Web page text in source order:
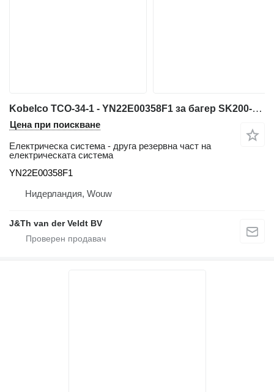
Kobelco TCO-34-1 - YN22E00358F1 за багер SK200-3 SK220-3
Цена при поискване
Електрическа система - друга резервна част на
електрическата система
YN22E00358F1
Нидерландия, Wouw
J&Th van der Veldt BV